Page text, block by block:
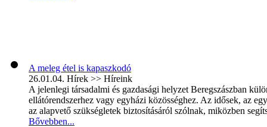
A meleg étel is kapaszkodó
26.01.04. Hírek >> Híreink
A jelenlegi társadalmi és gazdasági helyzet Beregszászban
ellátórendszerhez vagy egyházi közösséghez. Az idősek, az
az alapvető szükségletek biztosításáról szólnak, miközben
Bővebben...